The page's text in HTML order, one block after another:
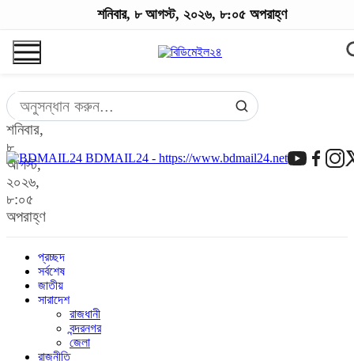
শনিবার,
৮
আগস্ট,
২০২৬,
৮:০৫
অপরাহ্ণ
BDMAIL24 - https://www.bdmail24.net
প্রচ্ছদ
সর্বশেষ
জাতীয়
সারাদেশ
রাজধানী
বন্দরনগর
জেলা
রাজনীতি
শনিবার, ৮ আগস্ট, ২০২৬, ৮:০৫ অপরাহ্ণ